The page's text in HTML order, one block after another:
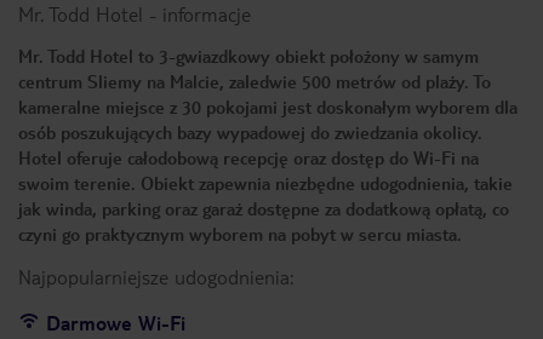
Mr. Todd Hotel - informacje
Mr. Todd Hotel to 3-gwiazdkowy obiekt położony w samym
centrum Sliemy na Malcie, zaledwie 500 metrów od plaży. To
kameralne miejsce z 30 pokojami jest doskonałym wyborem dla
osób poszukujących bazy wypadowej do zwiedzania okolicy.
Hotel oferuje całodobową recepcję oraz dostęp do Wi-Fi na
swoim terenie. Obiekt zapewnia niezbędne udogodnienia, takie
jak winda, parking oraz garaż dostępne za dodatkową opłatą, co
czyni go praktycznym wyborem na pobyt w sercu miasta.
Najpopularniejsze udogodnienia:
Darmowe Wi-Fi